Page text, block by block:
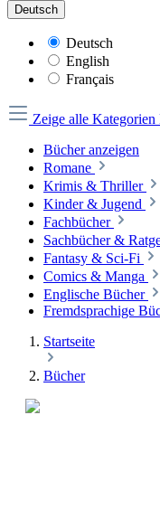
Deutsch
Deutsch
English
Français
Zeige alle Kategorien
Bücher anzeigen
Romane
Krimis & Thriller
Kinder & Jugend
Fachbücher
Sachbücher &
Fantasy & Sci-Fi
Comics & Manga
Englische Bücher
Fremdsprachige
Startseite
Bücher